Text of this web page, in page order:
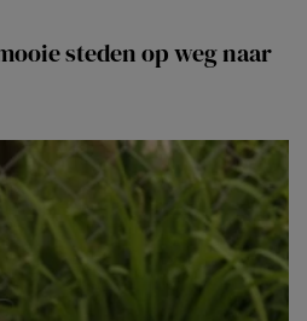
steden op weg naar